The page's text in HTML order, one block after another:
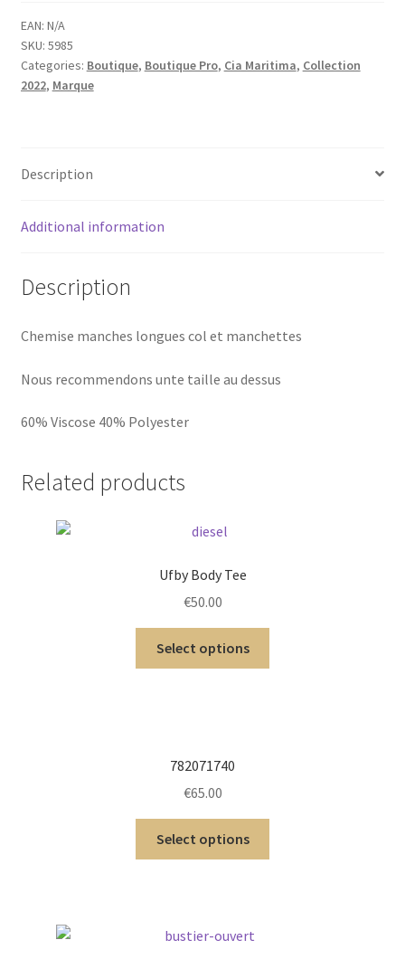
EAN: N/A
SKU: 5985
Categories: Boutique, Boutique Pro, Cia Maritima, Collection
2022, Marque
Description
Additional information
Description
Chemise manches longues col et manchettes
Nous recommendons unte taille au dessus
60% Viscose 40% Polyester
Related products
Ufby Body Tee
€50.00
Select options
782071740
€65.00
Select options